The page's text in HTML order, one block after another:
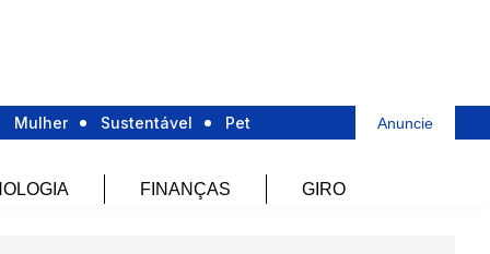
Mulher Sustentável Pet Anuncie
FINANÇAS GIRO